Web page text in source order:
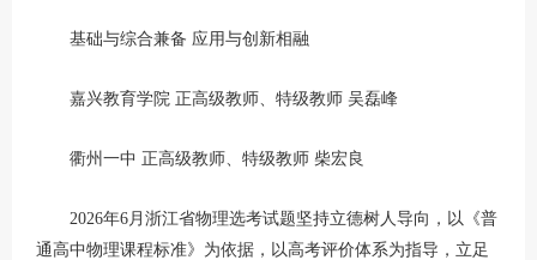
基础与综合兼备 应用与创新相融
嘉兴教育学院 正高级教师、特级教师 吴磊峰
衢州一中 正高级教师、特级教师 柴宏良
2026年6月浙江省物理选考试题坚持立德树人导向，以《普
通高中物理课程标准》为依据，以高考评价体系为指导，立足